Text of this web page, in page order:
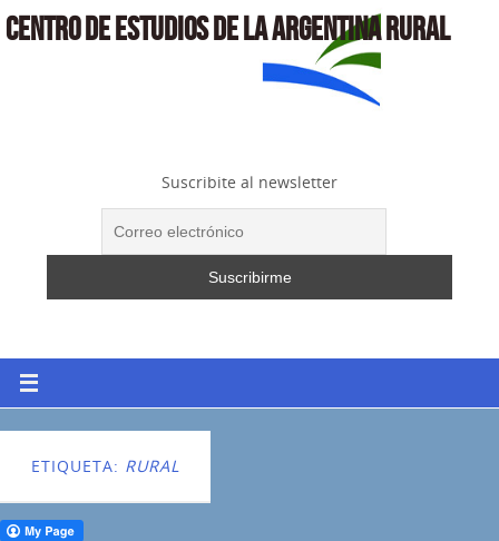
CENTRO DE ESTUDIOS DE LA ARGENTINA RURAL
Suscribite al newsletter
ETIQUETA: RURAL